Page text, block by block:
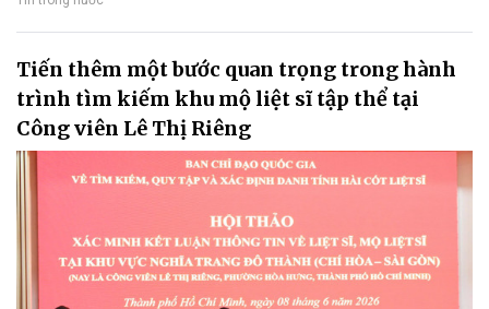
Tiến thêm một bước quan trọng trong hành
trình tìm kiếm khu mộ liệt sĩ tập thể tại
Công viên Lê Thị Riêng